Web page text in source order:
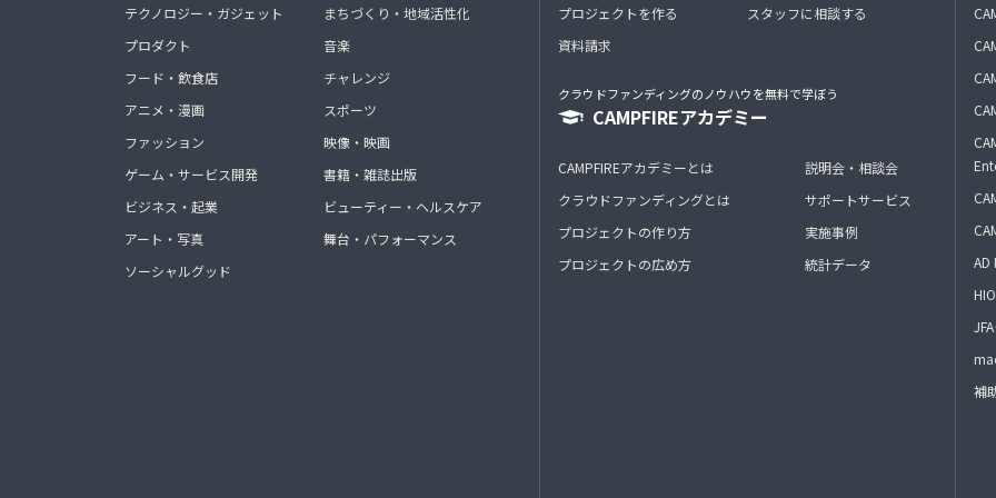
テクノロジー・ガジェット
プロダクト
フード・飲食店
アニメ・漫画
ファッション
ゲーム・サービス開発
ビジネス・起業
アート・写真
ソーシャルグッド
まちづくり・地域活性化
音楽
チャレンジ
スポーツ
映像・映画
書籍・雑誌出版
ビューティー・ヘルスケア
舞台・パフォーマンス
プロジェクトを作る
資料請求
スタッフに相談する
クラウドファンディングのノウハウを無料で学ぼう
CAMPFIREアカデミー
CAMPFIREアカデミーとは
クラウドファンディングとは
プロジェクトの作り方
プロジェクトの広め方
説明会・相談会
サポートサービス
実施事例
統計データ
AD
補